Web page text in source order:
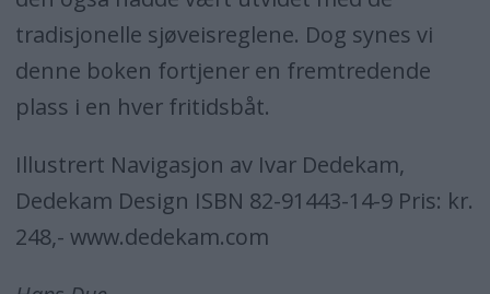
tradisjonelle sjøveisreglene. Dog synes vi
denne boken fortjener en fremtredende
plass i en hver fritidsbåt.
Illustrert Navigasjon av Ivar Dedekam,
Dedekam Design ISBN 82-91443-14-9 Pris: kr.
248,- www.dedekam.com